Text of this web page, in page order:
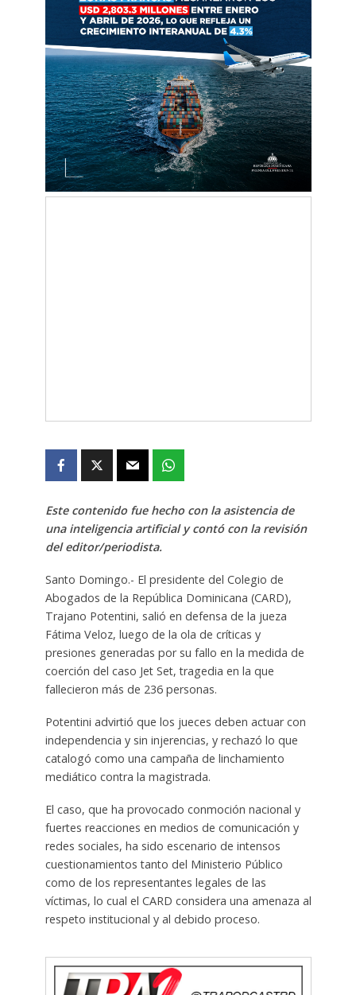
Este contenido fue hecho con la asistencia de
una inteligencia artificial y contó con la revisión
del editor/periodista.
Santo Domingo.- El presidente del Colegio de
Abogados de la República Dominicana (CARD),
Trajano Potentini, salió en defensa de la jueza
Fátima Veloz, luego de la ola de críticas y
presiones generadas por su fallo en la medida de
coerción del caso Jet Set, tragedia en la que
fallecieron más de 236 personas.
Potentini advirtió que los jueces deben actuar con
independencia y sin injerencias, y rechazó lo que
catalogó como una campaña de linchamiento
mediático contra la magistrada.
El caso, que ha provocado conmoción nacional y
fuertes reacciones en medios de comunicación y
redes sociales, ha sido escenario de intensos
cuestionamientos tanto del Ministerio Público
como de los representantes legales de las
víctimas, lo cual el CARD considera una amenaza al
respeto institucional y al debido proceso.